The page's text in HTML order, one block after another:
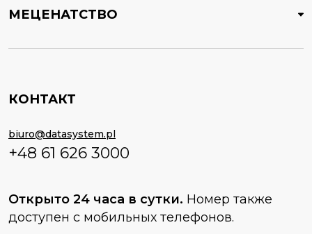
МЕЦЕНАТСТВО
КОНТАКТ
biuro@datasystem.pl
+48 61 626 3000
Открыто 24 часа в сутки. Номер также
доступен с мобильных телефонов.